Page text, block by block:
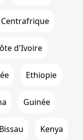
Centrafrique
d'Ivoire
Ethiopie
Guinée
Kenya